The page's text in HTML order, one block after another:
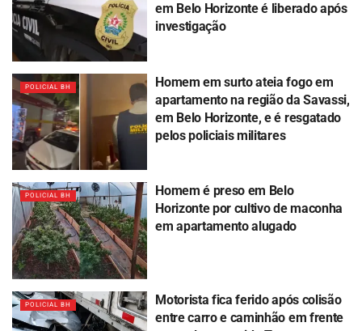
em Belo Horizonte é liberado após
investigação
POLICIAL BH
Homem em surto ateia fogo em
apartamento na região da Savassi,
em Belo Horizonte, e é resgatado
pelos policiais militares
POLICIAL BH
Homem é preso em Belo
Horizonte por cultivo de maconha
em apartamento alugado
POLICIAL BH
Motorista fica ferido após colisão
entre carro e caminhão em frente